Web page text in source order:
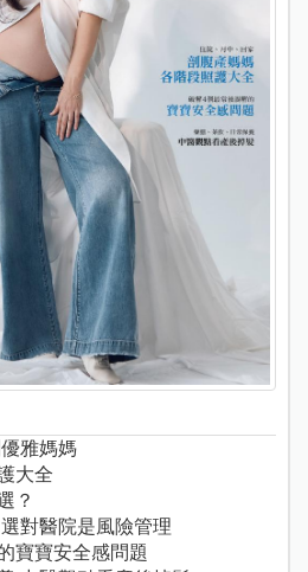
雅媽媽
大全
？
對醫院是風險管理
寶寶安全感問題